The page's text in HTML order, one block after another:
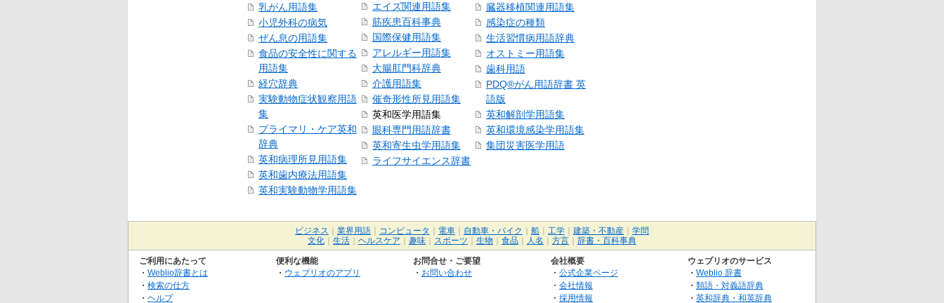
乳がん用語集
小児外科の病気
ぜん息の用語集
食品の安全性に関する
用語集
経穴辞典
実験動物症状観察用語
集
プライマリ・ケア英和
辞典
英和病理所見用語集
英和歯内療法用語集
英和実験動物学用語集
エイズ関連用語集
筋疾患百科事典
国際保健用語集
アレルギー用語集
大腸肛門科辞典
介護用語集
催奇形性所見用語集
英和医学用語集
眼科専門用語辞書
英和寄生虫学用語集
ライフサイエンス辞書
臓器移植関連用語集
感染症の種類
生活習慣病用語辞典
オストミー用語集
歯科用語
PDQ®がん用語辞書 英
語版
英和解剖学用語集
英和環境感染学用語集
集団災害医学用語
ビジネス 業界用語 コンピュータ 電車 自動車・バイク 船 工学 建築・不動産
学問
文化
生活 ヘルスケア 趣味 スポーツ 生物 食品 人名 方言 辞書・百科事典
ご利用にあたって
・ Weblio辞書とは
・ 検索の仕方
・ ヘルプ
便利な機能
・ ウェブリオのアプリ
お問合せ・ご要望
・ お問い合わせ
会社概要
・ 公式企業ページ
・ 会社情報
・ 採用情報
ウェブリオのサービス
・ Weblio 辞書
・ 類語・対義語辞典
・ 英和辞典・和英辞典